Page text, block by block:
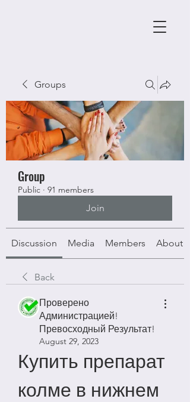
Groups
Group
Public · 91 members
Join
Discussion Media Members About
Back
Проверено
Администрацией!
Превосходный Результат!
August 29, 2023
Купить препарат
колме в нижнем